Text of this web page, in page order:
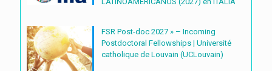
FSR Post-doc 2027 » – Incoming
Postdoctoral Fellowships | Université
catholique de Louvain (UCLouvain)